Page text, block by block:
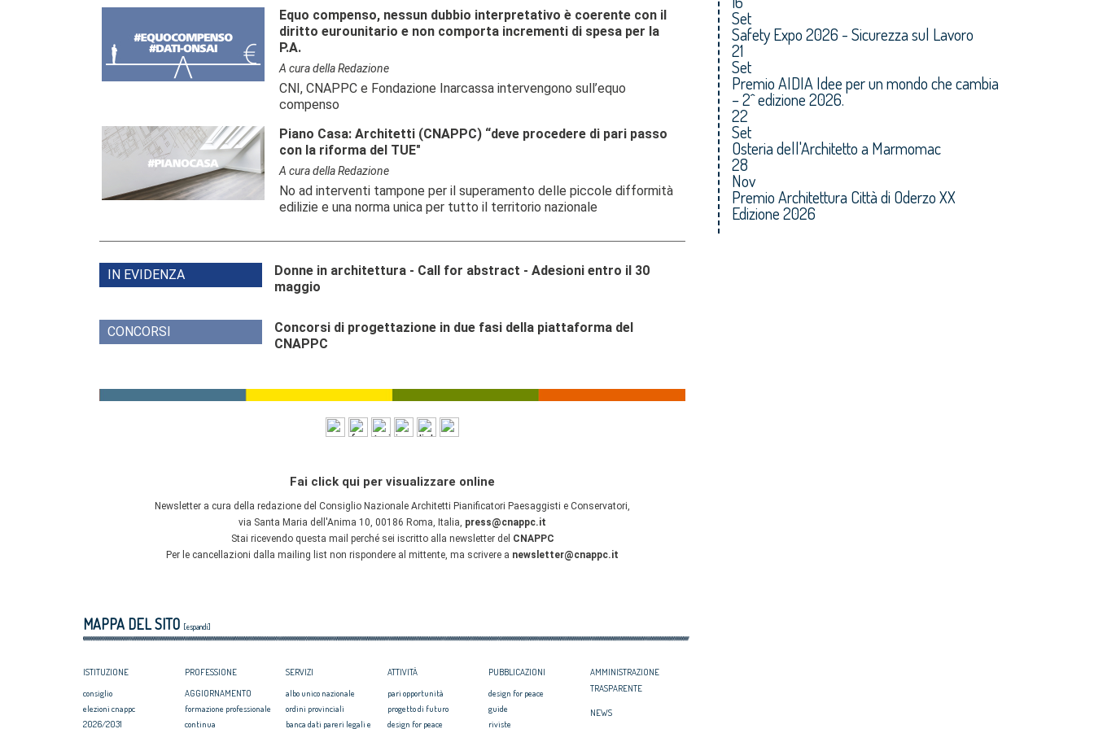
MAPPA DEL SITO [espandi]
ISTITUZIONE
consiglio
elezioni cnappc
2026/2031
PROFESSIONE
AGGIORNAMENTO
formazione professionale
continua
SERVIZI
albo unico nazionale
ordini provinciali
banca dati pareri legali e
ATTIVITÀ
pari opportunità
progetto di futuro
design for peace
PUBBLICAZIONI
design for peace
guide
riviste
AMMINISTRAZIONE
TRASPARENTE
NEWS
Set
Safety Expo 2026 - Sicurezza sul Lavoro
21
Set
Premio AIDIA Idee per un mondo che cambia
– 2^ edizione 2026.
22
Set
Osteria dell'Architetto a Marmomac
28
Nov
Premio Architettura Città di Oderzo XX
Edizione 2026